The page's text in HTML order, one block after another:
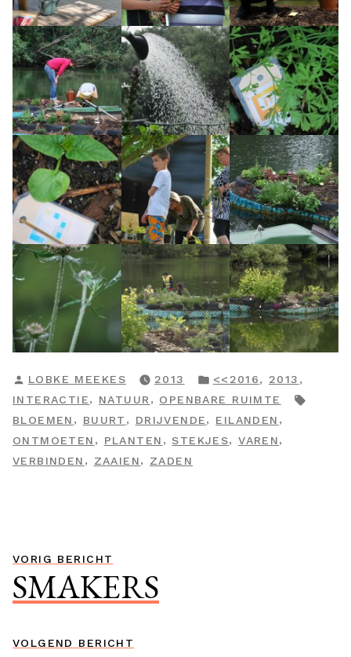
GEPLAATST
DOOR
LOBKE MEEKES 2013
GEPLAATST
IN
<<2016, 2013 ,
INTERACTIE, NATUUR, OPENBARE RUIMTE
BLOEMEN , BUURT , DRIJVENDE, EILANDEN ,
ONTMOETEN , PLANTEN , STEKJES,VAREN,
VERBINDEN , ZAAIEN, ZADEN
Bericht
navigatie
VORIG BERICHT
bericht:
SMAKERS
VOLGEND BERICHT